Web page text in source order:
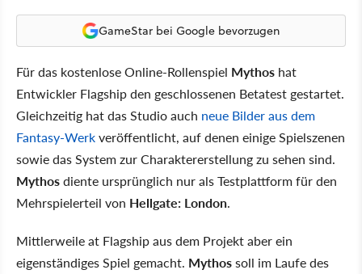
GameStar bei Google bevorzugen
Für das kostenlose Online-Rollenspiel Mythos hat
Entwickler Flagship den geschlossenen Betatest gestartet.
Gleichzeitig hat das Studio auch neue Bilder aus dem
Fantasy-Werkveröffentlicht, auf denen einige Spielszenen
sowie das System zur Charaktererstellung zu sehen sind.
Mythosdiente ursprünglich nur als Testplattform für den
Mehrspielerteil von Hellgate: London.
Mittlerweile at Flagship aus dem Projekt aber ein
eigenständiges Spiel gemacht. Mythossoll im Laufe des